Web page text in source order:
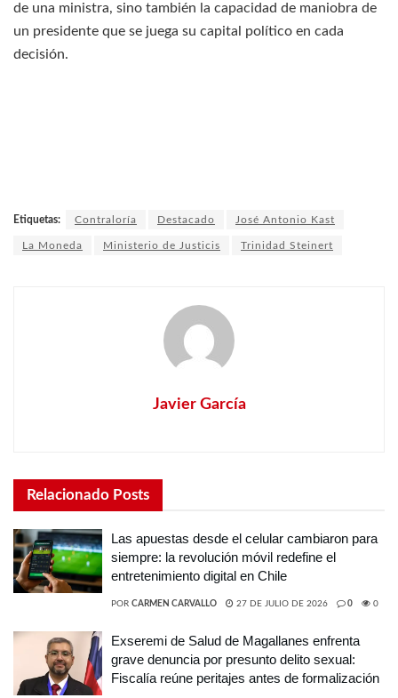
de una ministra, sino también la capacidad de maniobra de
un presidente que se juega su capital político en cada
decisión.
Etiquetas: Contraloría Destacado José Antonio Kast
La Moneda Ministerio de Justicis Trinidad Steinert
Javier García
Relacionado Posts
Las apuestas desde el celular cambiaron para
siempre: la revolución móvil redefine el
entretenimiento digital en Chile
POR CARMEN CARVALLO 27 DE JULIO DE 2026 0 0
Exseremi de Salud de Magallanes enfrenta
grave denuncia por presunto delito sexual:
Fiscalía reúne peritajes antes de formalización